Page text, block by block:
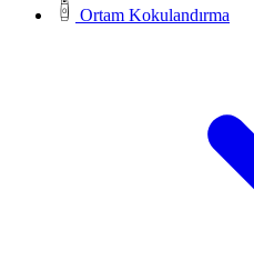
Ortam Kokulandırma